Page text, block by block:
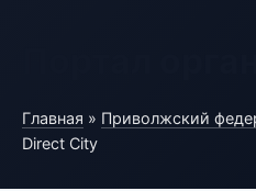
Главная » Приволжский
Direct City